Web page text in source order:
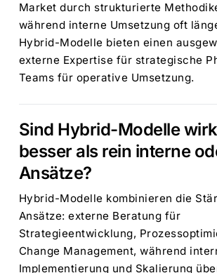
Market durch strukturierte
während interne Umsetzung oft
Hybrid-Modelle bieten einen
externe Expertise für strategische
Teams für operative Umsetzung.
Sind Hybrid-Modelle
besser als rein interne
Ansätze?
Hybrid-Modelle kombinieren die
Ansätze: externe Beratung für
Strategieentwicklung,
Change Management, während
Implementierung und Skalierung